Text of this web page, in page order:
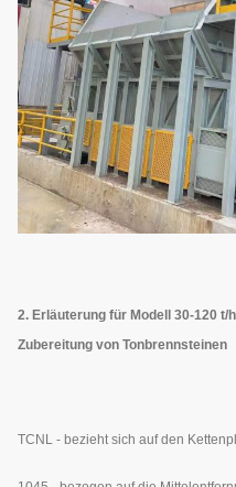
2. Erläuterung für Modell 30-120
Zubereitung von Tonbrennsteinen
TCNL - bezieht sich auf den